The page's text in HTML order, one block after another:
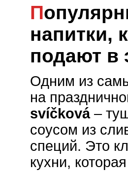
Популярные блюда и
напитки,
подают в
Одним из
на
svíčková–
соусом из
специй. Это
кухни,